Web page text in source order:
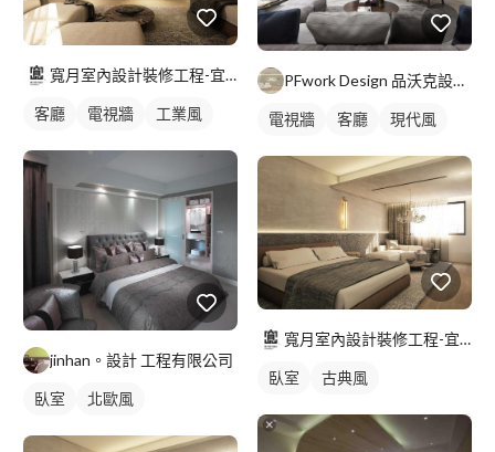
寬月室內設計裝修工程-宜蘭店
客廳 電視牆 工業風
jinhan。設計 工程有限公司
臥室 北歐風
PFwork Design 品沃克設計 l 工程 安信建築經理屢約保證
電視牆 客廳 現代風
寬月室內設計裝修工程-宜蘭店
臥室 古典風